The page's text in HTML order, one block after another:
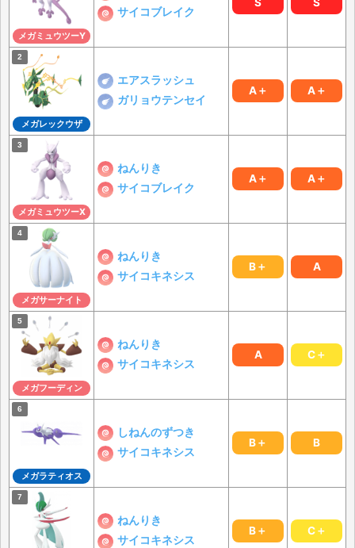
メガミュウツーY
サイコブレイク
メガレックウザ
エアスラッシュ
ガリョウテンセイ
A＋ A＋
メガミュウツーX
ねんりき
サイコブレイク
A＋ A＋
メガサーナイト
ねんりき
サイコキネシス
B＋ A
メガフーディン
ねんりき
サイコキネシス
A C＋
メガラティオス
しねんのずつき
サイコキネシス
B＋ B
ねんりき
サイコキネシス
B＋ C＋